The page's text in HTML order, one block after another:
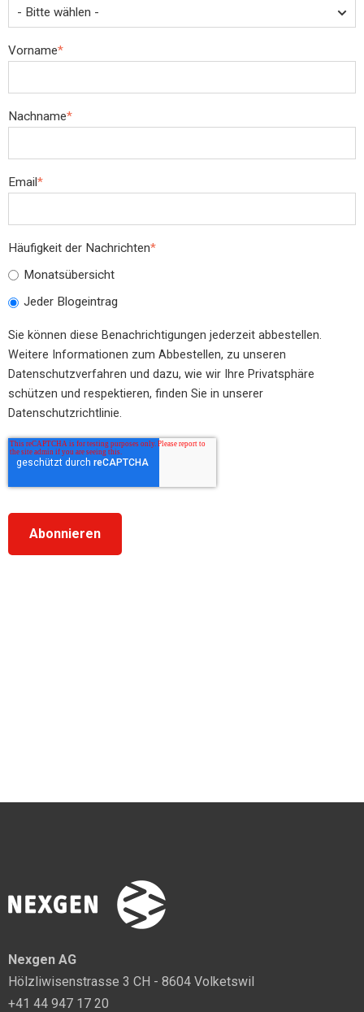
Vorname*
Nachname*
Email*
Häufigkeit der Nachrichten*
Monatsübersicht
Jeder Blogeintrag
Sie können diese Benachrichtigungen jederzeit abbestellen.
Weitere Informationen zum Abbestellen, zu unseren
Datenschutzverfahren und dazu, wie wir Ihre Privatsphäre
schützen und respektieren, finden Sie in unserer
Datenschutzrichtlinie.
Nexgen AG
Hölzliwisenstrasse 3 CH - 8604 Volketswil
+41 44 947 17 20